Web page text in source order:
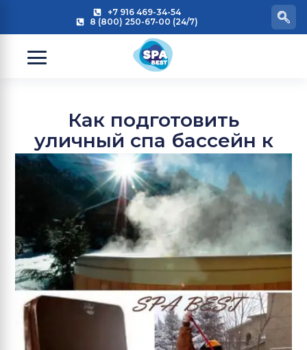
+7 916 469-34-54
8 (800) 250-67-00 (24/7)
Как подготовить
уличный спа бассейн к
зиме?